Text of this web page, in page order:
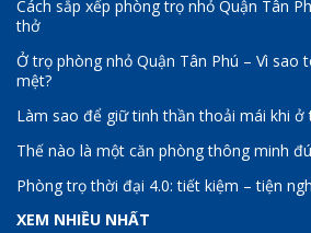
Cách sắp xếp phòng trọ nhỏ Quận Tân
thở
Ở trọ phòng nhỏ Quận Tân Phú – Vì sao
mệt?
Làm sao để giữ tinh thần thoải mái khi ở
Thế nào là một căn phòng thông minh
Phòng trọ thời đại 4.0: tiết kiệm – tiện
XEM NHIỀU NHẤT